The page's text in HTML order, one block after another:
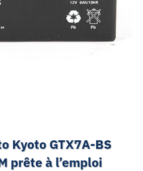
Kyoto GTX7A-BS
prête à l’emploi